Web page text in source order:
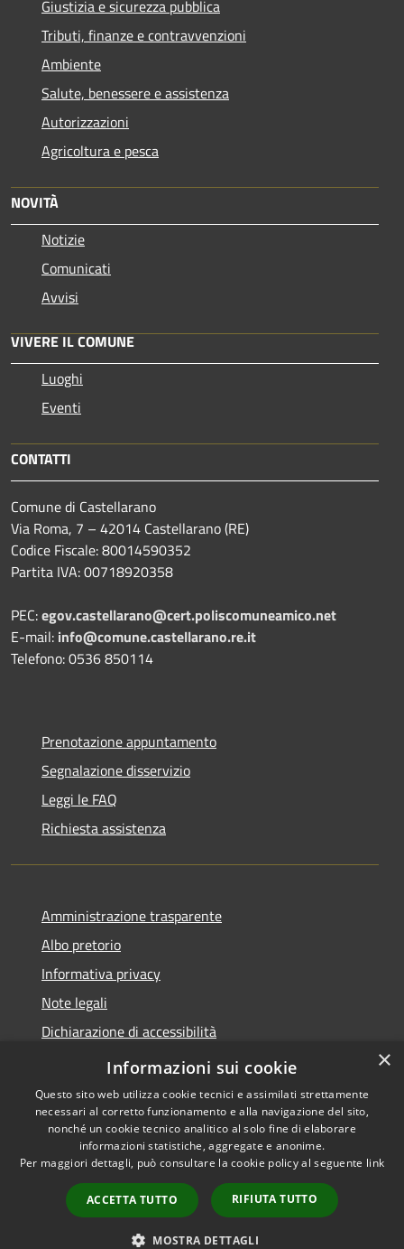
Giustizia e sicurezza pubblica
Tributi, finanze e contravvenzioni
Ambiente
Salute, benessere e assistenza
Autorizzazioni
Agricoltura e pesca
NOVITÀ
Notizie
Comunicati
Avvisi
VIVERE IL COMUNE
Luoghi
Eventi
CONTATTI
Comune di Castellarano
Via Roma, 7 – 42014 Castellarano (RE)
Codice Fiscale: 80014590352
Partita IVA: 00718920358
PEC:egov.castellarano@cert.poliscomuneamico.net
E-mail: info@comune.castellarano.re.it
Telefono: 0536 850114
Prenotazione appuntamento
Segnalazione disservizio
Leggi le FAQ
Richiesta assistenza
Amministrazione trasparente
Albo pretorio
Informativa privacy
Note legali
Dichiarazione di accessibilità
Piano di miglioramento del sito
Accessibilità
Copyright © 2026 • Comune di
Castellarano • Powered by
Municipium•
Accesso
redazione
×
Informazioni sui cookie
Questo sito web utilizza cookie tecnici e assimilati strettamente
necessari al corretto funzionamento e alla navigazione del sito,
nonché un cookie tecnico analitico al solo fine di elaborare
informazioni statistiche, aggregate e anonime.
Per maggiori dettagli, può consultare la cookie policy al seguente link
ACCETTA TUTTO RIFIUTA TUTTO
MOSTRA DETTAGLI